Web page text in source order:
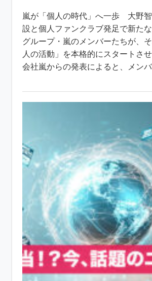
嵐が「個人の時代」へ一歩 大野
設と個人ファンクラブ発足で新た
グループ・嵐のメンバーたちが、
人の活動」を本格的にスタートさ
会社嵐からの発表によると、メン